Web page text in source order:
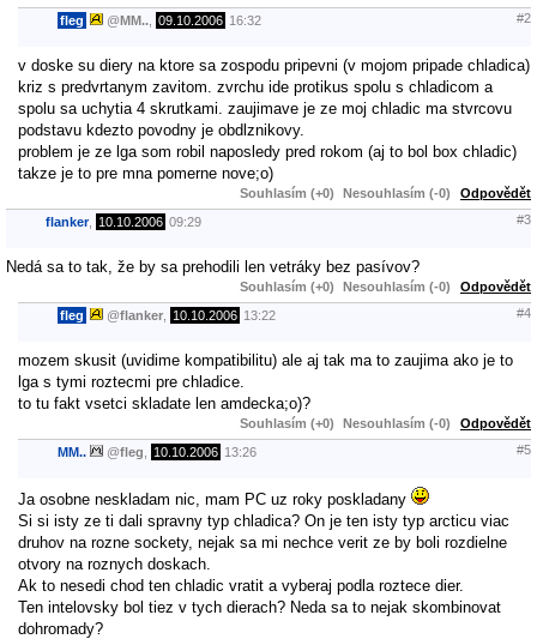
fleg @MM.. 09.10.2006 16:32 #2
v doske su diery na ktore sa zospodu pripevni (v mojom pripade chladica)
kriz s predvrtanym zavitom. zvrchu ide protikus spolu s chladicom a
spolu sa uchytia 4 skrutkami. zaujimave je ze moj chladic ma stvrcovu
podstavu kdezto povodny je obdlznikovy.
problem je ze lga som robil naposledy pred rokom (aj to bol box chladic)
takze je to pre mna pomerne nove;o)
Souhlasím (+0) Nesouhlasím (-0) Odpovědět
flanker, 10.10.2006 09:29 #3
Nedá sa to tak, že by sa prehodili len vetráky bez pasívov?
Souhlasím (+0) Nesouhlasím (-0) Odpovědět
fleg @flanker 10.10.2006 13:22 #4
mozem skusit (uvidime kompatibilitu) ale aj tak ma to zaujima ako je to
lga s tymi roztecmi pre chladice.
to tu fakt vsetci skladate len amdecka;o)?
Souhlasím (+0) Nesouhlasím (-0) Odpovědět
MM.. @fleg 10.10.2006 13:26 #5
Ja osobne neskladam nic, mam PC uz roky poskladany
Si si isty ze ti dali spravny typ chladica? On je ten isty typ arcticu viac
druhov na rozne sockety, nejak sa mi nechce verit ze by boli rozdielne
otvory na roznych doskach.
Ak to nesedi chod ten chladic vratit a vyberaj podla roztece dier.
Ten intelovsky bol tiez v tych dierach? Neda sa to nejak skombinovat
dohromady?